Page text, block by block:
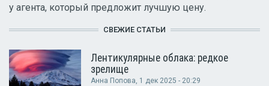
у агента, который предложит лучшую цену.
СВЕЖИЕ СТАТЬИ
Лентикулярные облака: редкое
зрелище
Анна Попова, 1 дек 2025 - 20:29